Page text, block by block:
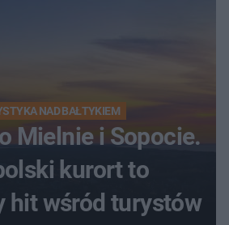
NAD BAŁTYKIEM
Mielnie i Sopocie.
kurort to
hit wśród turystów